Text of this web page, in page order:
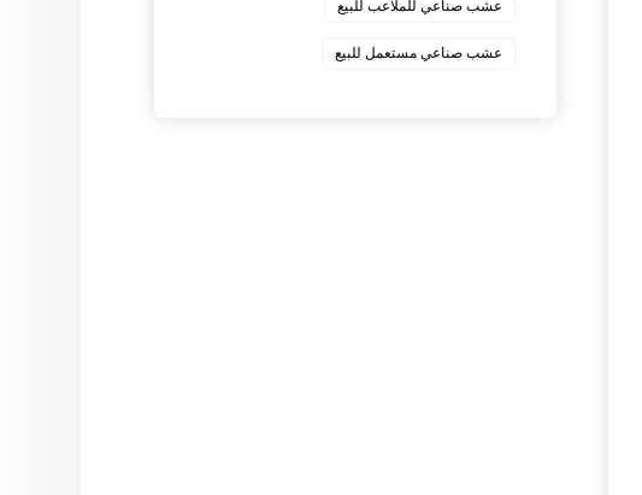
عشب صناعي للملاعب للبيع
عشب صناعي مستعمل للبيع